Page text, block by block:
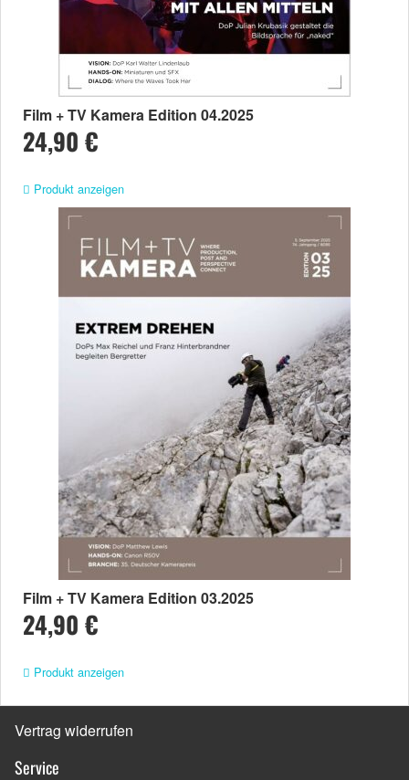
Film + TV Kamera Edition 04.2025
24,90 €
Produkt anzeigen
Film + TV Kamera Edition 03.2025
24,90 €
Produkt anzeigen
Vertrag widerrufen
Service